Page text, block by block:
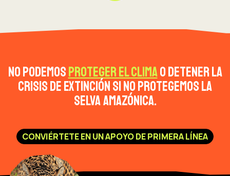
No podemosproteger el climao detener la
crisis de extinción si no protegemos la
selva amazónica.
CONVIÉRTETE EN UN APOYO DE PRIMERA LÍNEA